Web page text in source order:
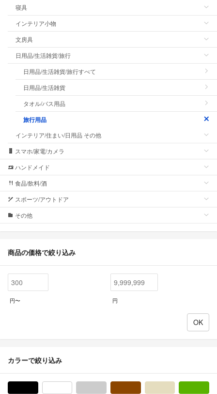
寝具
インテリア小物
文房具
日用品/生活雑貨/旅行
日用品/生活雑貨/旅行すべて
日用品/生活雑貨
タオル/バス用品
旅行用品
インテリア/住まい/日用品 その他
スマホ/家電/カメラ
ハンドメイド
食品/飲料/酒
スポーツ/アウトドア
その他
商品の価格で絞り込み
円〜 円
カラーで絞り込み